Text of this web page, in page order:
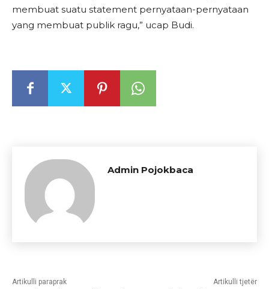
membuat suatu statement pernyataan-pernyataan
yang membuat publik ragu,” ucap Budi.
Admin Pojokbaca
Artikulli paraprak Artikulli tjetër